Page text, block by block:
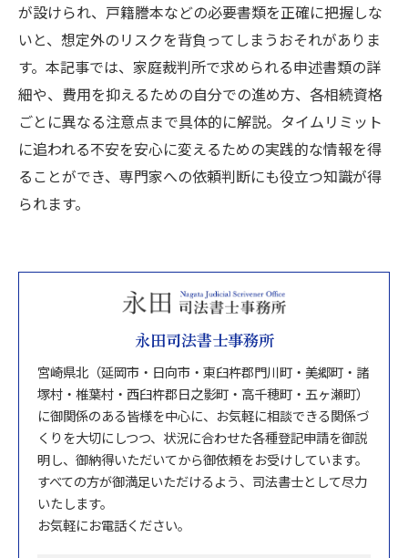
が設けられ、戸籍謄本などの必要書類を正確に把握しな
いと、想定外のリスクを背負ってしまうおそれがありま
す。本記事では、家庭裁判所で求められる申述書類の詳
細や、費用を抑えるための自分での進め方、各相続資格
ごとに異なる注意点まで具体的に解説。タイムリミット
に追われる不安を安心に変えるための実践的な情報を得
ることができ、専門家への依頼判断にも役立つ知識が得
られます。
永田司法書士事務所
宮崎県北（延岡市・日向市・東臼杵郡門川町・美郷町・諸
塚村・椎葉村・西臼杵郡日之影町・高千穂町・五ヶ瀬町）
に御関係のある皆様を中心に、お気軽に相談できる関係づ
くりを大切にしつつ、状況に合わせた各種登記申請を御説
明し、御納得いただいてから御依頼をお受けしています。
すべての方が御満足いただけるよう、司法書士として尽力
いたします。
お気軽にお電話ください。